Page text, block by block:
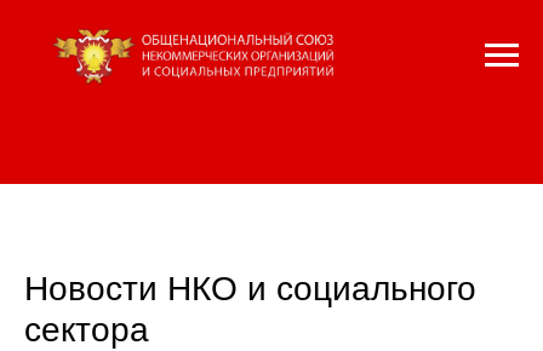
Новости НКО и социального
сектора